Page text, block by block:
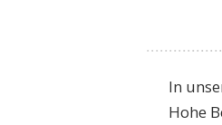
In
Hohe